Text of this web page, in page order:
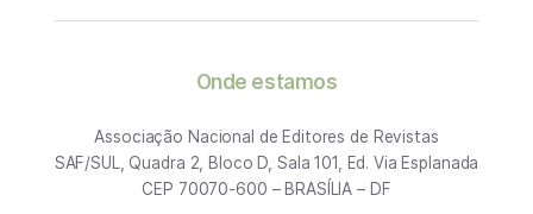
Onde estamos
Associação Nacional de Editores de Revistas
SAF/SUL, Quadra 2, Bloco D, Sala 101, Ed. Via Esplanada
CEP 70070-600 – BRASÍLIA – DF